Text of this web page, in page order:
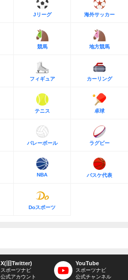
Jリーグ 海外サッカー
競馬 地方競馬
フィギュア カーリング
テニス 卓球
バレーボール ラグビー
NBA バスケ代表
Doスポーツ
X(旧Twitter)
スポーツナビ
公式アカウント
YouTube
スポーツナビ
公式チャンネル